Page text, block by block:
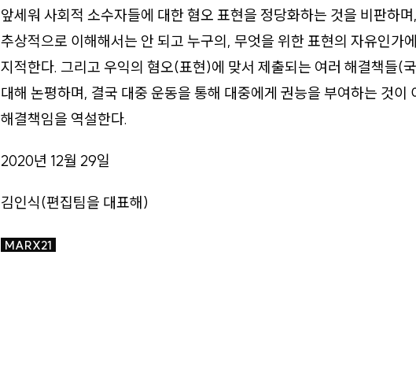
앞세워 사회적 소수자들에 대한 혐오 표현을 정당화하는 것을 비판하
추상적으로 이해해서는 안 되고 누구의, 무엇을 위한 표현의 자유인가
지적한다. 그리고 우익의 혐오(표현)에 맞서 제출되는 여러 해결책들(
대해 논평하며, 결국 대중 운동을 통해 대중에게 권능을 부여하는 것이
해결책임을 역설한다.
2020년 12월 29일
김인식(편집팀을 대표해)
MARX21